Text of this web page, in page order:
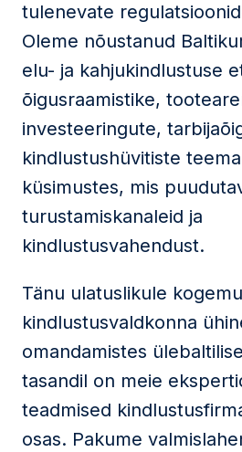
tulenevate
Oleme nõustanud
elu- ja kahjukindlustuse
õigusraamistike,
investeeringute,
kindlustushüvitiste
küsimustes, mis
turustamiskanaleid ja
kindlustusvahendust.
Tänu ulatuslikule
kindlustusvaldkonna
omandamistes
tasandil on meie
teadmised
osas. Pakume